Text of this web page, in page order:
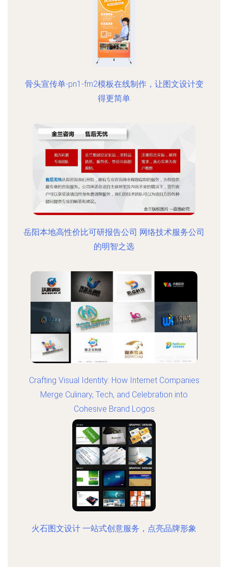
骨头宣传单-pn1-fm2模板在线制作，让图文设计变
得更简单
岳阳本地高性价比可研报告公司 网络技术服务公司
的明智之选
Crafting Visual Identity: How Internet Companies
Merge Culinary, Tech, and Celebration into
Cohesive Brand Logos
火石图文设计 一站式创意服务，点亮品牌形象